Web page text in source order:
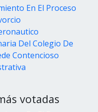
En El Proceso
Del Colegio De
Contencioso
votadas